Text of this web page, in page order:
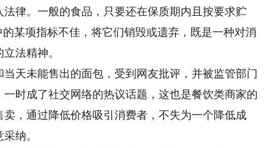
律。一般的食品，只要还在保质期内且按要求贮
某项指标不佳，将它们销毁或遗弃，既是一种对消
法精神。
未能售出的面包，受到网友批评，并被监管部门
时成了社交网络的热议话题，这也是餐饮类商家的
，通过降低价格吸引消费者，不失为一个降低成
纳。